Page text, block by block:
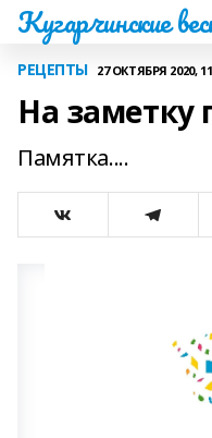
Кугарчинские
РЕЦЕПТЫ 27 ОКТЯБРЯ 2020,
Ha
Памятка....